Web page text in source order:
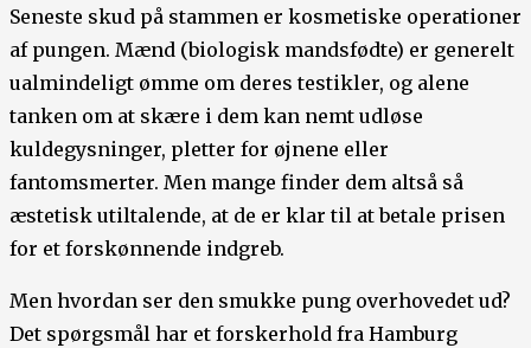
Seneste skud på stammen er kosmetiske operationer
af pungen. Mænd (biologisk mandsfødte) er generelt
ualmindeligt ømme om deres testikler, og alene
tanken om at skære i dem kan nemt udløse
kuldegysninger, pletter for øjnene eller
fantomsmerter. Men mange finder dem altså så
æstetisk utiltalende, at de er klar til at betale prisen
for et forskønnende indgreb.
Men hvordan ser den smukke pung overhovedet ud?
Det spørgsmål har et forskerhold fra Hamburg